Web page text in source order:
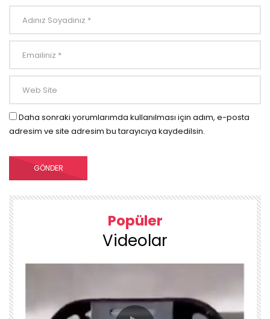
Daha sonraki yorumlarımda kullanılması için adım, e-posta
adresim ve site adresim bu tarayıcıya kaydedilsin.
Popüler
Videolar